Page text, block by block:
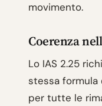
movimento.
Coerenza
Lo IAS 2.25
stessa
per tutte le